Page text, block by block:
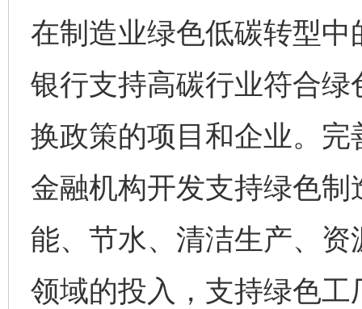
在制造业绿色低碳转型中
银行支持高碳行业符合
换政策的项目和企业。
金融机构开发支持绿色
能、节水、清洁生产、
领域的投入，支持绿色